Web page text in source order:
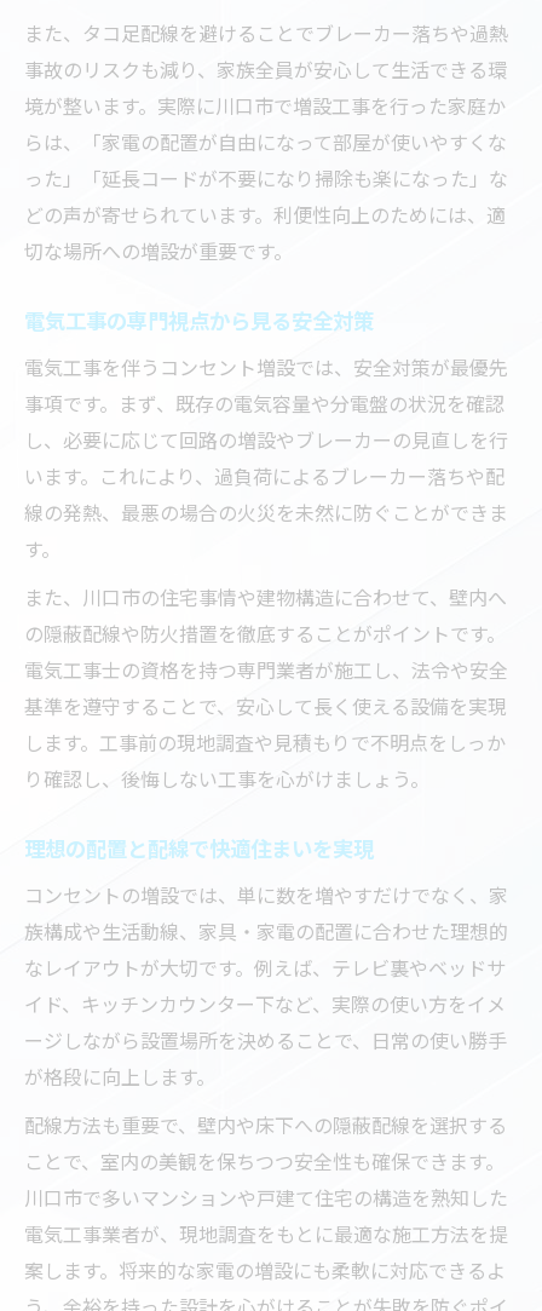
信頼できる電気工事業者選びの見積もり術
電気工事の料金相場と内訳の見極め方
高評価の電気工事業者を選ぶコツを解説
電気工事業者選びで失敗しないための基準
口コミや評判から選ぶ電気工事の安心感
コンセント増設業者の対応力を見極める方
信頼できる電気工事業者選定のポイント
対応の良い業者が電気工事で叶える満足感
また、タコ足配線を避けることでブレーカー落ちや過熱
事故のリスクも減り、家族全員が安心して生活できる環
境が整います。実際に川口市で増設工事を行った家庭か
らは、「家電の配置が自由になって部屋が使いやすくな
った」「延長コードが不要になり掃除も楽になった」な
どの声が寄せられています。利便性向上のためには、適
切な場所への増設が重要です。
電気工事の専門視点から見る安全対策
電気工事を伴うコンセント増設では、安全対策が最優先
事項です。まず、既存の電気容量や分電盤の状況を確認
し、必要に応じて回路の増設やブレーカーの見直しを行
います。これにより、過負荷によるブレーカー落ちや配
線の発熱、最悪の場合の火災を未然に防ぐことができま
す。
また、川口市の住宅事情や建物構造に合わせて、壁内へ
の隠蔽配線や防火措置を徹底することがポイントです。
電気工事士の資格を持つ専門業者が施工し、法令や安全
基準を遵守することで、安心して長く使える設備を実現
します。工事前の現地調査や見積もりで不明点をしっか
り確認し、後悔しない工事を心がけましょう。
理想の配置と配線で快適住まいを実現
コンセントの増設では、単に数を増やすだけでなく、家
族構成や生活動線、家具・家電の配置に合わせた理想的
なレイアウトが大切です。例えば、テレビ裏やベッドサ
イド、キッチンカウンター下など、実際の使い方をイメ
ージしながら設置場所を決めることで、日常の使い勝手
が格段に向上します。
配線方法も重要で、壁内や床下への隠蔽配線を選択する
ことで、室内の美観を保ちつつ安全性も確保できます。
川口市で多いマンションや戸建て住宅の構造を熟知した
電気工事業者が、現地調査をもとに最適な施工方法を提
案します。将来的な家電の増設にも柔軟に対応できるよ